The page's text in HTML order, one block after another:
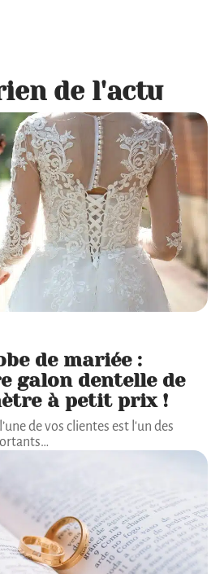
de l'actu
de mariée :
galon dentelle de
à petit prix !
de vos clientes est l'un des
…